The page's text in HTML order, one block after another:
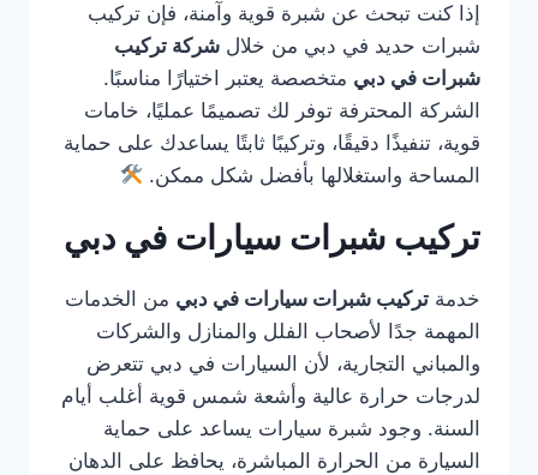
إذا كنت تبحث عن شبرة قوية وآمنة، فإن تركيب
شبرات حديد في دبي من خلال شركة تركيب
شبرات في دبي متخصصة يعتبر اختيارًا مناسبًا.
الشركة المحترفة توفر لك تصميمًا عمليًا، خامات
قوية، تنفيذًا دقيقًا، وتركيبًا ثابتًا يساعدك على حماية
المساحة واستغلالها بأفضل شكل ممكن.
تركيب شبرات سيارات في دبي
خدمة تركيب شبرات سيارات في دبي من الخدمات
المهمة جدًا لأصحاب الفلل والمنازل والشركات
والمباني التجارية، لأن السيارات في دبي تتعرض
لدرجات حرارة عالية وأشعة شمس قوية أغلب أيام
السنة. وجود شبرة سيارات يساعد على حماية
السيارة من الحرارة المباشرة، يحافظ على الدهان